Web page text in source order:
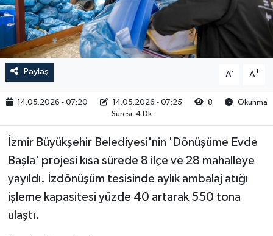
Paylaş A- A+
14.05.2026 - 07:20 14.05.2026 - 07:25 8
Okunma
Süresi: 4 Dk
İzmir Büyükşehir Belediyesi'nin 'Dönüşüme Evde
Başla' projesi kısa sürede 8 ilçe ve 28 mahalleye
yayıldı. İzdönüşüm tesisinde aylık ambalaj atığı
işleme kapasitesi yüzde 40 artarak 550 tona
ulaştı.
RESMİ İLAN